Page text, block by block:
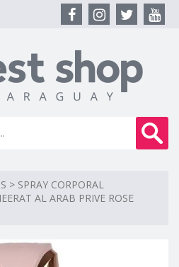
> SPRAY CORPORAL
AL ARAB PRIVE ROSE